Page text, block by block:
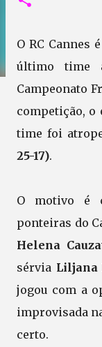
O RC Cannes
último time
Campeonato
competição,
time foi
25-17).
O motivo é
ponteiras do
Helena
sérvia Liljana
jogou com a
improvisada
certo.